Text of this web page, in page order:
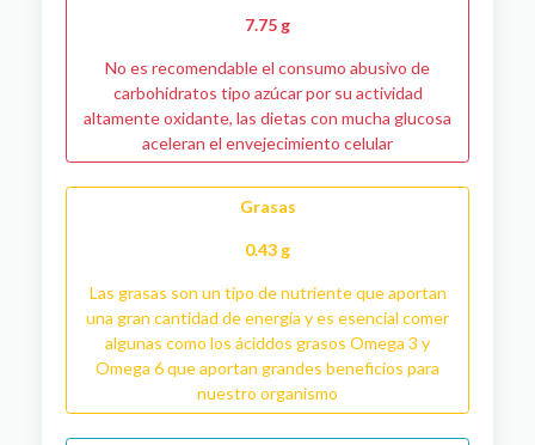
7.75 g
No es recomendable el consumo abusivo de
carbohidratos tipo azúcar por su actividad
altamente oxidante, las dietas con mucha glucosa
aceleran el envejecimiento celular
Grasas
0.43 g
Las grasas son un tipo de nutriente que aportan
una gran cantidad de energía y es esencial comer
algunas como los áciddos grasos Omega 3 y
Omega 6 que aportan grandes beneficios para
nuestro organismo